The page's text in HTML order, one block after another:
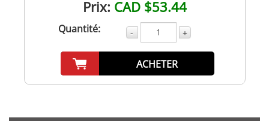
Prix: CAD $53.44
Quantité: - +
ACHETER